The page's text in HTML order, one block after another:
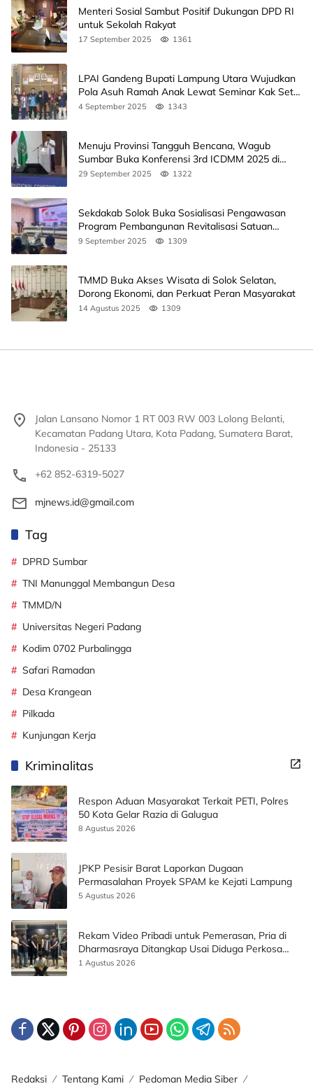
Menteri Sosial Sambut Positif Dukungan DPD RI
untuk Sekolah Rakyat
17 September 2025 1361
LPAI Gandeng Bupati Lampung Utara Wujudkan
Pola Asuh Ramah Anak Lewat Seminar Kak Seto,
Ini Jadwalnya
4 September 2025 1343
Menuju Provinsi Tangguh Bencana, Wagub
Sumbar Buka Konferensi 3rd ICDMM 2025 di
Unand
29 September 2025 1322
Sekdakab Solok Buka Sosialisasi Pengawasan
Program Pembangunan Revitalisasi Satuan
Pendidikan
9 September 2025 1309
TMMD Buka Akses Wisata di Solok Selatan,
Dorong Ekonomi, dan Perkuat Peran Masyarakat
14 Agustus 2025 1309
Jalan Lansano Nomor 1 RT 003 RW 003 Lolong Belanti,
Kecamatan Padang Utara, Kota Padang, Sumatera Barat,
Indonesia - 25133
+62 852-6319-5027
mjnews.id@gmail.com
Tag
DPRD Sumbar
TNI Manunggal Membangun Desa
TMMD/N
Universitas Negeri Padang
Kodim 0702 Purbalingga
Safari Ramadan
Desa Krangean
Pilkada
Kunjungan Kerja
Kriminalitas
Respon Aduan Masyarakat Terkait PETI, Polres
50 Kota Gelar Razia di Galugua
8 Agustus 2026
JPKP Pesisir Barat Laporkan Dugaan
Permasalahan Proyek SPAM ke Kejati Lampung
5 Agustus 2026
Rekam Video Pribadi untuk Pemerasan, Pria di
Dharmasraya Ditangkap Usai Diduga Perkosa
Korban
1 Agustus 2026
Redaksi Tentang Kami Pedoman Media Siber